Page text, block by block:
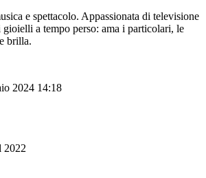
e spettacolo. Appassionata di televisione
gioielli a tempo perso: ama i particolari, le
brilla.
2024 14:18
2022